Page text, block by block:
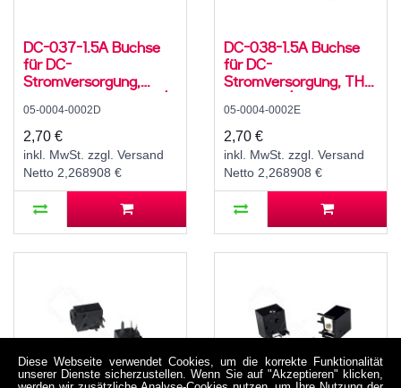
DC-037-1.5A Buchse
für DC-
Stromversorgung,
Lötfahnen, für 4,3..6 /
1,4 mm Stecker, 30 V,
500 mA, 0°, -20..70 °C
05-0004-0002D
2,70 €
inkl. MwSt. zzgl. Versand
Netto 2,268908 €
DC-038-1.5A Buchse
für DC-
Stromversorgung, THT,
für 4,3..6 / 1,4 mm
Stecker, 30 V, 500 mA,
90°, -20..70 °C
05-0004-0002E
2,70 €
inkl. MwSt. zzgl. Versand
Netto 2,268908 €
Diese Webseite verwendet Cookies, um die korrekte Funktionalität
unserer Dienste sicherzustellen. Wenn Sie auf "Akzeptieren" klicken,